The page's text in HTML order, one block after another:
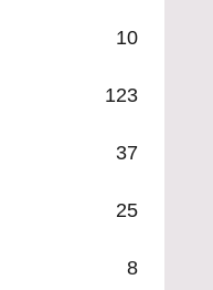
10
123
37
25
8